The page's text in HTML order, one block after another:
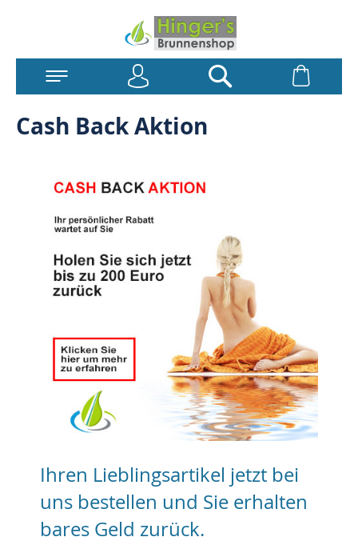
Cash Back Aktion
Ihren Lieblingsartikel jetzt bei
uns bestellen und Sie erhalten
bares Geld zurück.